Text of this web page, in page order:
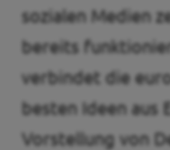
sozialen Medien
bereits
verbindet die
besten Ideen aus
Vorstellung von